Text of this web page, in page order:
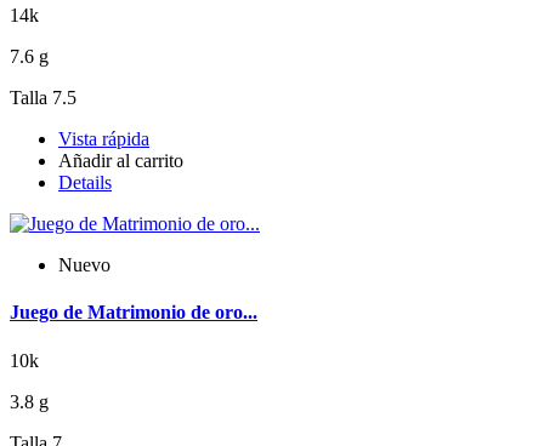
14k
7.6 g
Talla 7.5
Vista rápida
Añadir al carrito
Details
Nuevo
Juego de Matrimonio de oro...
10k
3.8 g